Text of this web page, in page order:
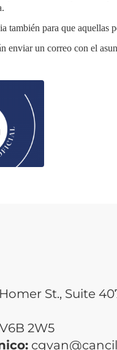
también para que aquellas
enviar un correo con el
St., Suite
V6B 2W5